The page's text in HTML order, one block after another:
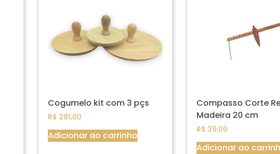
Cogumelo kit com 3 pçs
R$ 281,00
Adicionar ao carrinho
Compasso Corte
Madeira 20 cm
R$ 39,00
Adicionar ao